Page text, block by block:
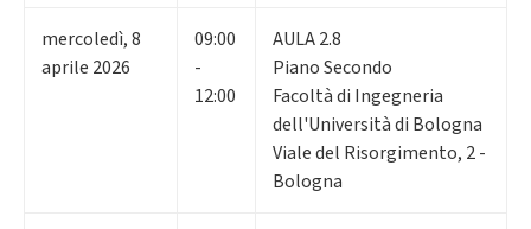
mercoledì,8
aprile 2026
09:00
-
12:00
AULA 2.8
Piano Secondo
Facoltà di Ingegneria
dell'Università di Bologna
Viale del Risorgimento, 2 -
Bologna